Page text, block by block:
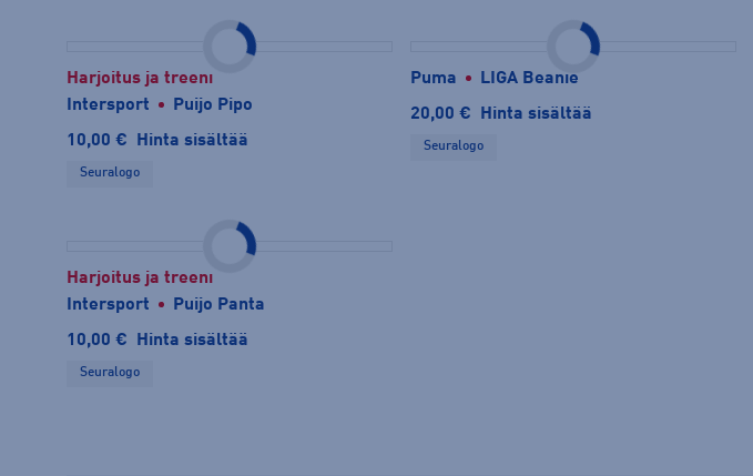
Harjoitus ja treeni
Intersport
Puijo Pipo
10,00 €
Hinta sisältää
Seuralogo
Puma
LIGA Beanie
20,00 €
Hinta sisältää
Seuralogo
Harjoitus ja treeni
Intersport
Puijo Panta
10,00 €
Hinta sisältää
Seuralogo